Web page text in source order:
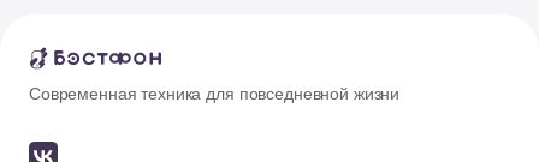
Современная техника для повседневной жизни